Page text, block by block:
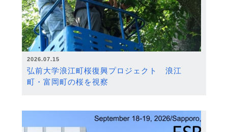
2026.07.15
弘前大学浪江町桜復興プロジェクト 浪江
町・富岡町の桜を視察